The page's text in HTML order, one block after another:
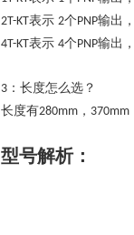
2T-KT表示 2个PNP输出，
4T-KT表示 4个PNP输出，
3 ：长度怎么选？
长度有280mm ， 370mm
型号解析：